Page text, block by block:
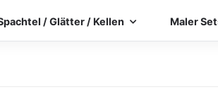
/ Glätter / Kellen Maler